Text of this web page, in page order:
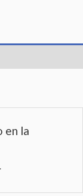
en la